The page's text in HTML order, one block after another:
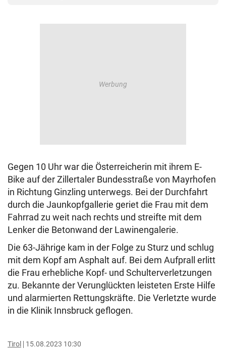
Gegen 10 Uhr war die Österreicherin mit ihrem E-
Bike auf der Zillertaler Bundesstraße von Mayrhofen
in Richtung Ginzling unterwegs. Bei der Durchfahrt
durch die Jaunkopfgallerie geriet die Frau mit dem
Fahrrad zu weit nach rechts und streifte mit dem
Lenker die Betonwand der Lawinengalerie.
Die 63-Jährige kam in der Folge zu Sturz und schlug
mit dem Kopf am Asphalt auf. Bei dem Aufprall erlitt
die Frau erhebliche Kopf- und Schulterverletzungen
zu. Bekannte der Verunglückten leisteten Erste Hilfe
und alarmierten Rettungskräfte. Die Verletzte wurde
in die Klinik Innsbruck geflogen.
Tirol 15.08.2023 10:30